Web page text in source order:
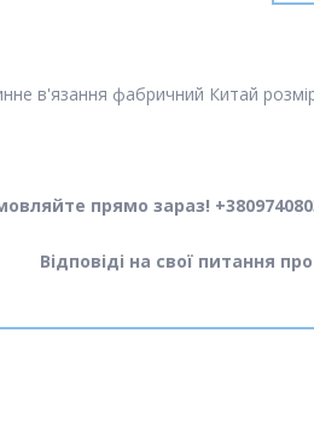
в'язання фабричний Китай розмір
прямо зараз!
Відповіді на свої питання